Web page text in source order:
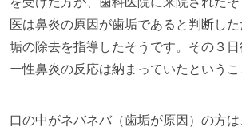
医は鼻炎の原因が歯垢であると判断し
垢の除去を指導したそうです。その３
ー性鼻炎の反応は納まっていたというこ
口の中がネバネバ（歯垢が原因）の方